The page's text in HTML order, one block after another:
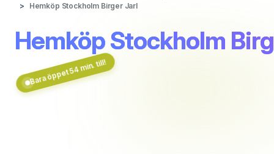
Hemköp Stockholm Birger Jarl
Hemköp Stockholm
Bara öppet 54 min. till!